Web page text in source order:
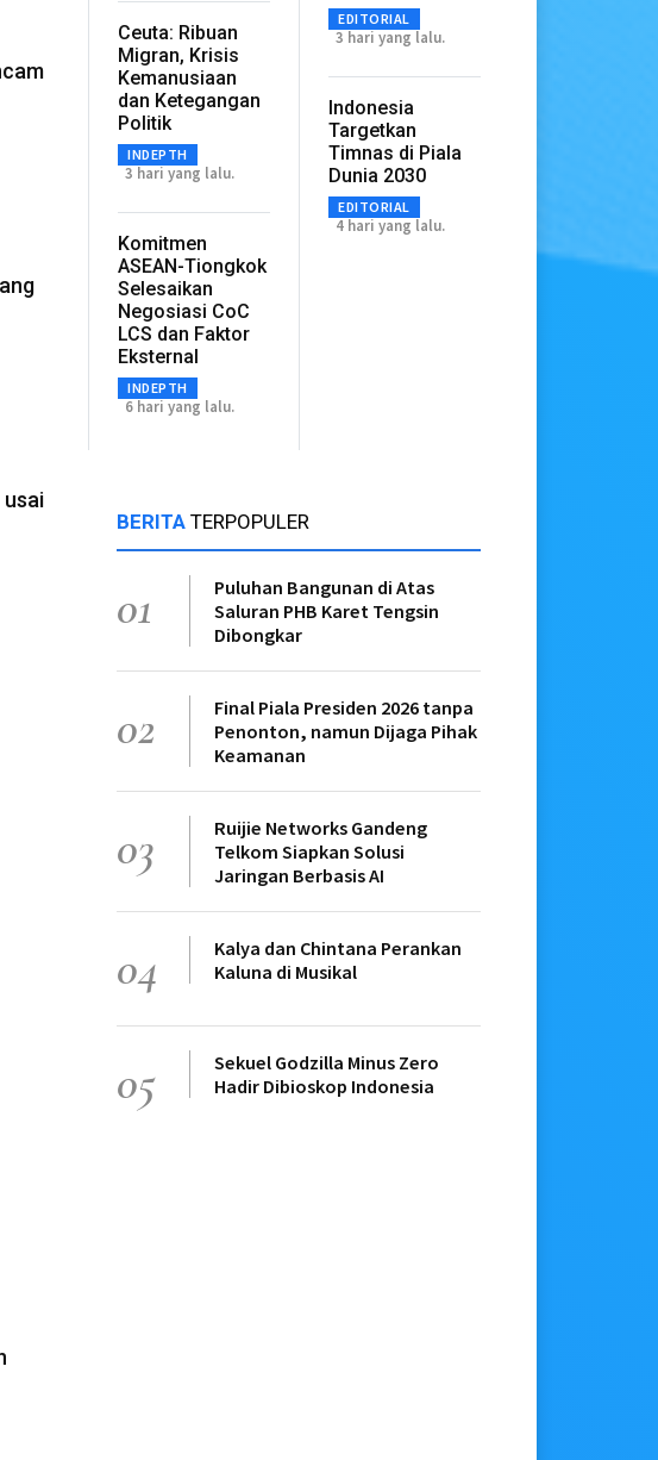
Ceuta: Ribuan
Migran, Krisis
Kemanusiaan
dan Ketegangan
Politik
INDEPTH
3 hari yang lalu.
Komitmen
ASEAN-Tiongkok
Selesaikan
Negosiasi CoC
LCS dan Faktor
Eksternal
INDEPTH
6 hari yang lalu.
EDITORIAL
3 hari yang lalu.
Indonesia
Targetkan
Timnas di Piala
Dunia 2030
EDITORIAL
4 hari yang lalu.
BERITATERPOPULER
01
Puluhan Bangunan di Atas
Saluran PHB Karet Tengsin
Dibongkar
02
Final Piala Presiden 2026 tanpa
Penonton, namun Dijaga Pihak
Keamanan
03
Ruijie Networks Gandeng
Telkom Siapkan Solusi
Jaringan Berbasis AI
04
Kalya dan Chintana Perankan
Kaluna di Musikal
05
Sekuel Godzilla Minus Zero
Hadir Dibioskop Indonesia